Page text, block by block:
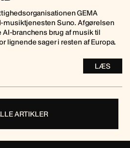
GEMA
musiktjenesten Suno. Afgørelsen
branchens brug af musik til
lignende sager i resten af Europa.
LÆS
ARTIKLER